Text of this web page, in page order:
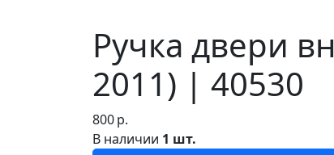
Ручка двери
2011) | 40530
800р.
В наличии 1 шт.